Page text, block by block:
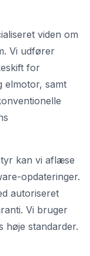
viden om
Vi udfører
for
elmotor, samt
kan vi aflæse
opdateringer.
autoriseret
Vi bruger
høje standarder.